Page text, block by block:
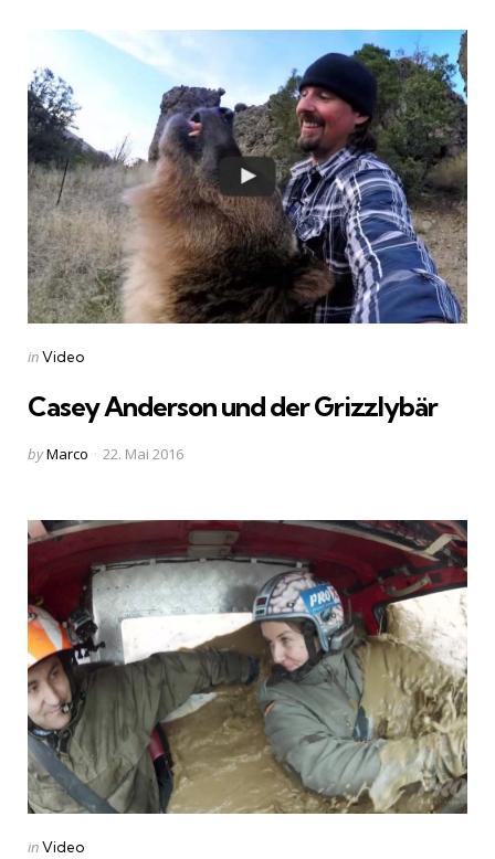
Categories
Posted
inVideo
Casey Anderson und der Grizzlybär
Posted
byMarco 22. Mai 2016
Categories
Posted
inVideo